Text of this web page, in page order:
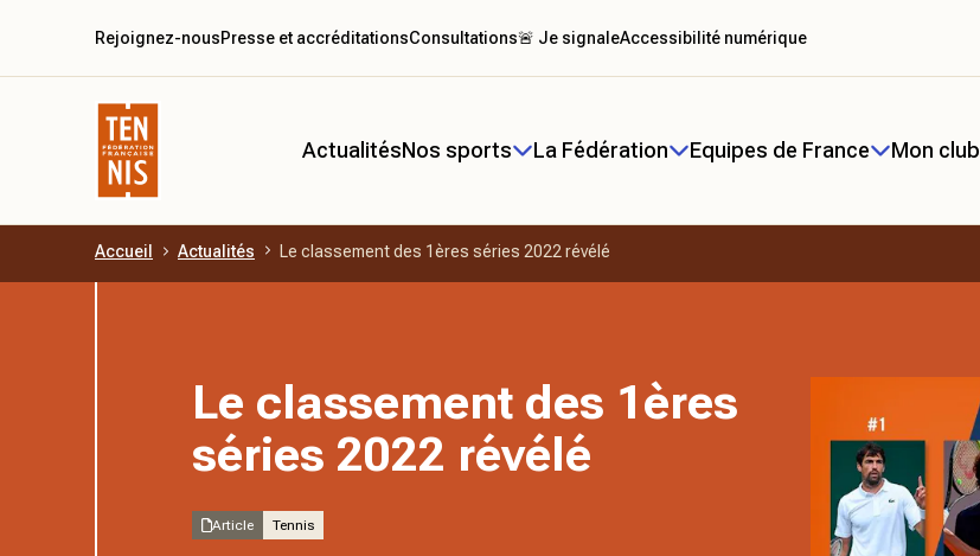
Aller au contenu principal
ActualitésNos sports La Fédération Equipes de France Mon club
Rejoignez-nousPresse et accréditationsConsultations🚨 Je signaleAccessibilité numérique
Accueil Actualités Le classement des 1ères séries 2022 révélé
Le classement des 1ères
séries 2022 révélé
Article Tennis